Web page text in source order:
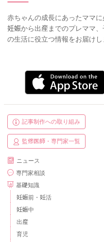
赤ちゃんの成長にあったママに
妊娠から出産までのプレママ
の生活に役立つ情報をお届けし
記事制作への取り組み
監修医師・専門家一覧
ニュース
専門家相談
基礎知識
妊娠前・妊活
妊娠中
出産
育児